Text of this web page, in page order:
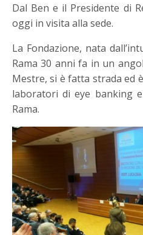
Dal Ben e il Presidente di
oggi in visita alla sede.
La Fondazione, nata
Rama 30 anni fa in un
Mestre, si è fatta strada ed
laboratori di eye banking
Rama.